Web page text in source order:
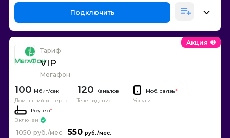
Подключить
Тариф
VIP
Мегафон
Акция
100
Домашний интернет
120 Каналов
Телевидение
Моб. связь*
Услуги
Роутер*
Включен
550
1050